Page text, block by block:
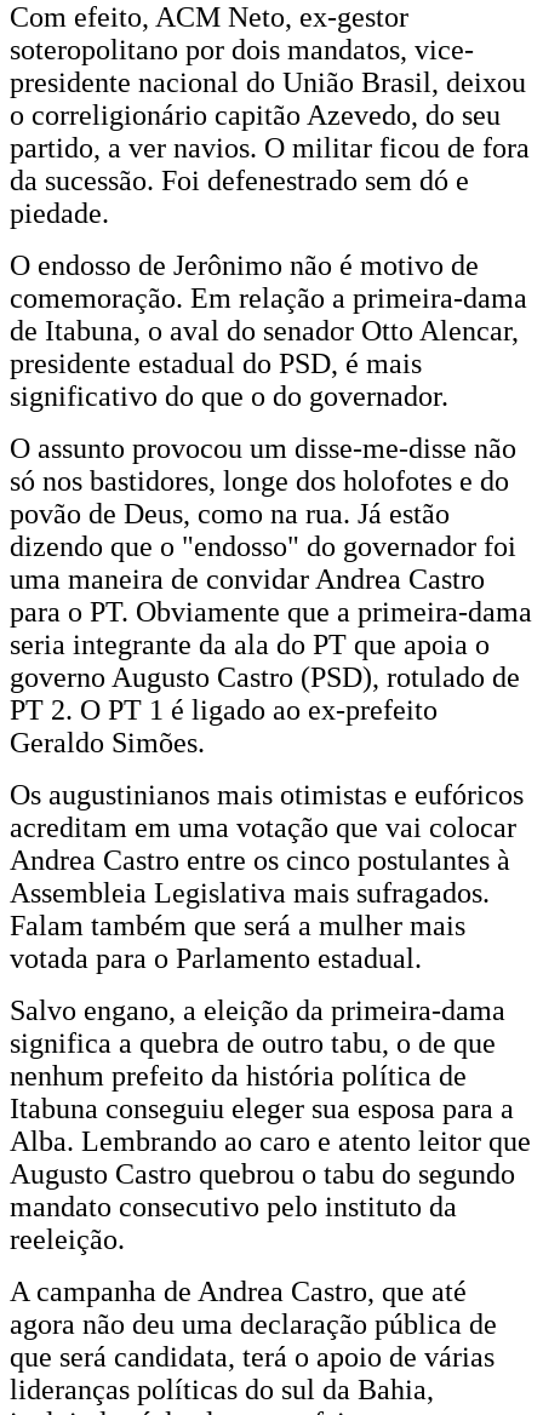
Com efeito, ACM Neto, ex-gestor
soteropolitano por dois mandatos, vice-
presidente nacional do União Brasil, deixou
o correligionário capitão Azevedo, do seu
partido, a ver navios. O militar ficou de fora
da sucessão. Foi defenestrado sem dó e
piedade.
O endosso de Jerônimo não é motivo de
comemoração. Em relação a primeira-dama
de Itabuna, o aval do senador Otto Alencar,
presidente estadual do PSD, é mais
significativo do que o do governador.
O assunto provocou um disse-me-disse não
só nos bastidores, longe dos holofotes e do
povão de Deus, como na rua. Já estão
dizendo que o "endosso" do governador foi
uma maneira de convidar Andrea Castro
para o PT. Obviamente que a primeira-dama
seria integrante da ala do PT que apoia o
governo Augusto Castro (PSD), rotulado de
PT 2. O PT 1 é ligado ao ex-prefeito
Geraldo Simões.
Os augustinianos mais otimistas e eufóricos
acreditam em uma votação que vai colocar
Andrea Castro entre os cinco postulantes à
Assembleia Legislativa mais sufragados.
Falam também que será a mulher mais
votada para o Parlamento estadual.
Salvo engano, a eleição da primeira-dama
significa a quebra de outro tabu, o de que
nenhum prefeito da história política de
Itabuna conseguiu eleger sua esposa para a
Alba. Lembrando ao caro e atento leitor que
Augusto Castro quebrou o tabu do segundo
mandato consecutivo pelo instituto da
reeleição.
A campanha de Andrea Castro, que até
agora não deu uma declaração pública de
que será candidata, terá o apoio de várias
lideranças políticas do sul da Bahia,